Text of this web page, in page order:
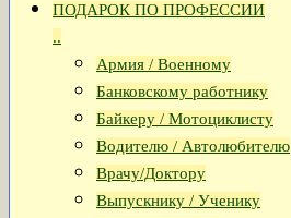
ПОДАРОК ПО ПРОФЕССИИ
..
Армия / Военному
Банковскому работнику
Байкеру / Мотоциклисту
Водителю / Автолюбителю
Врачу/Доктору
Выпускнику / Ученику